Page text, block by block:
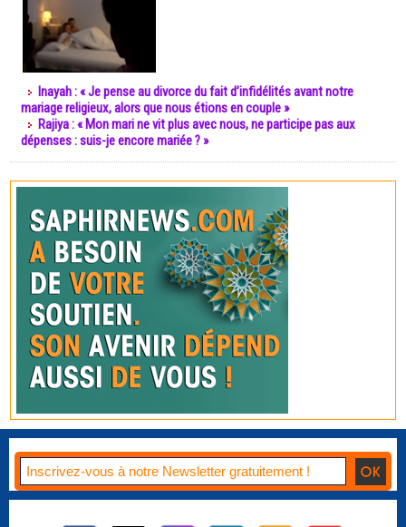
Inayah : « Je pense au divorce du fait d’infidélités avant notre
mariage religieux, alors que nous étions en couple »
Rajiya : « Mon mari ne vit plus avec nous, ne participe pas aux
dépenses : suis-je encore mariée ? »